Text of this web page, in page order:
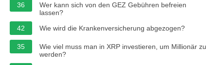
36
Wer kann sich von den GEZ Gebühren befreien
lassen?
42
Wie wird die Krankenversicherung abgezogen?
35
Wie viel muss man in XRP investieren, um Millionär zu
werden?